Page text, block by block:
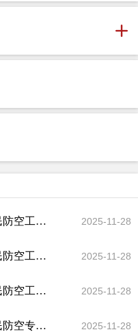
关于印发《新疆维吾尔自治区人民防空工程竣工验收备案管理规定》的通知 2025-11-28
关于印发《新疆维吾尔自治区人民防空工程质量监督管理规定》的通知 2025-11-28
关于印发《新疆维吾尔自治区人民防空工程平战转换管理规定》的通知 2025-11-28
关于印发《新疆维吾尔自治区人民防空专家库管理办法》的通知 2025-11-28